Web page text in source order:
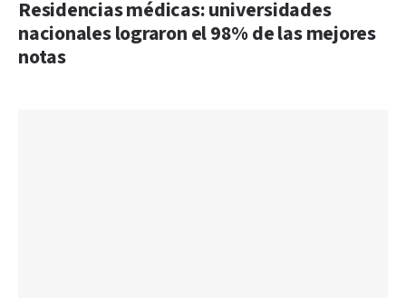
Residencias médicas: universidades
nacionales lograron el 98% de las mejores
notas